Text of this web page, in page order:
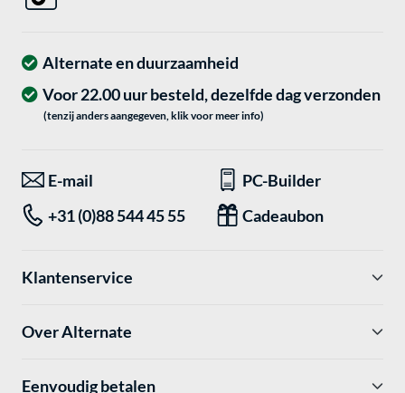
Alternate en duurzaamheid
Voor 22.00 uur besteld, dezelfde dag verzonden
(tenzij anders aangegeven, klik voor meer info)
E-mail
PC-Builder
+31 (0)88 544 45 55
Cadeaubon
Klantenservice
Over Alternate
Eenvoudig betalen